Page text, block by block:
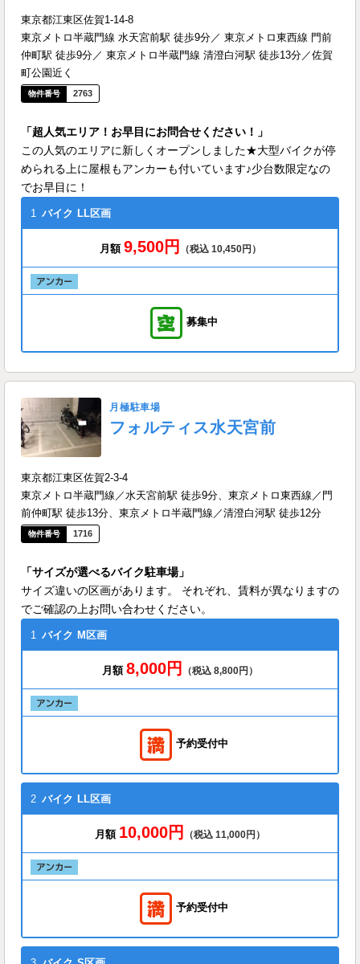
東京都江東区佐賀1-14-8
東京メトロ半蔵門線 水天宮前駅 徒歩9分／ 東京メトロ東西線 門前
仲町駅 徒歩9分／ 東京メトロ半蔵門線 清澄白河駅 徒歩13分／佐賀
町公園近く
2763
「超人気エリア！お早目にお問合せください！」
この人気のエリアに新しくオープンしました★大型バイクが停
められる上に屋根もアンカーも付いています♪少台数限定なの
でお早目に！
1 バイク LL区画
月額 9,500円 （税込 10,450円）
募集中
月極駐車場
フォルティス水天宮前
東京都江東区佐賀2-3-4
東京メトロ半蔵門線／水天宮前駅 徒歩9分、東京メトロ東西線／門
前仲町駅 徒歩13分、東京メトロ半蔵門線／清澄白河駅 徒歩12分
1716
「サイズが選べるバイク駐車場」
サイズ違いの区画があります。 それぞれ、賃料が異なりますの
でご確認の上お問い合わせください。
1 バイク M区画
月額 8,000円 （税込 8,800円）
予約受付中
2 バイク LL区画
月額 10,000円 （税込 11,000円）
予約受付中